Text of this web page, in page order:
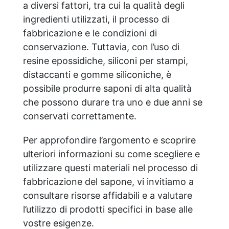
a diversi fattori, tra cui la qualità degli
ingredienti utilizzati, il processo di
fabbricazione e le condizioni di
conservazione. Tuttavia, con l’uso di
resine epossidiche, siliconi per stampi,
distaccanti e gomme siliconiche, è
possibile produrre saponi di alta qualità
che possono durare tra uno e due anni se
conservati correttamente.
Per approfondire l’argomento e scoprire
ulteriori informazioni su come scegliere e
utilizzare questi materiali nel processo di
fabbricazione del sapone, vi invitiamo a
consultare risorse affidabili e a valutare
l’utilizzo di prodotti specifici in base alle
vostre esigenze.